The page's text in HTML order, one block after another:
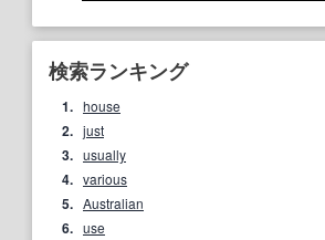
検索ランキング
1. house
2. just
3. usually
4. various
5. Australian
6. use